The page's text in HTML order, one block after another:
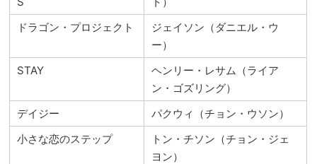
ドラゴン・プロジェクト
ジェイソン（ダニエル・ウ
ー）
STAY
ヘンリー・レサム（ライア
ン・ゴズリング）
デイジー
パクウィ（チョン・ウソン）
小さな恋のステップ
トン・チソン（チョン・ジェ
ヨン）